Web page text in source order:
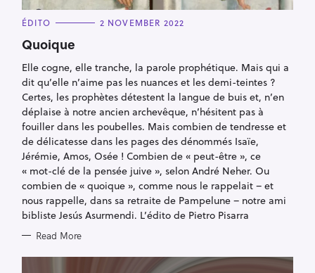
C
T
E
O
R
I
E
S
ÉDITO 2 NOVEMBER 2022
Quoique
Elle cogne, elle tranche, la parole prophétique. Mais qui a
dit qu’elle n’aime pas les nuances et les demi-teintes ?
Certes, les prophètes détestent la langue de buis et, n’en
déplaise à notre ancien archevêque, n’hésitent pas à
fouiller dans les poubelles. Mais combien de tendresse et
de délicatesse dans les pages des dénommés Isaïe,
Jérémie, Amos, Osée ! Combien de « peut-être », ce
« mot-clé de la pensée juive », selon André Neher. Ou
combien de « quoique », comme nous le rappelait – et
nous rappelle, dans sa retraite de Pampelune – notre ami
bibliste Jesús Asurmendi. L’édito de Pietro Pisarra
Read More